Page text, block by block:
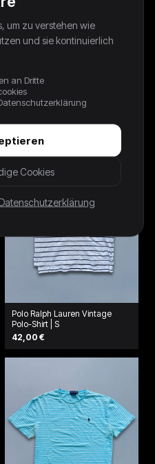
Polo Ralph Lauren *PREMIUM*
Vintage Polo-Shirt | L
38,00 €
Polo Ralph Lauren Vintage
Polo-Shirt | S
42,00 €
um zu verstehen wie
und sie kontinuierlich
an Dritte
Cookies
Datenschutzerklärung